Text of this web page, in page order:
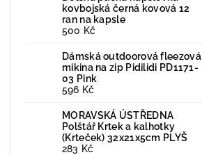
kovbojská černá kovová 12
ran na kapsle
500 Kč
Dámská outdoorová fleezová
mikina na zip Pidilidi PD1171-
03 Pink
596 Kč
MORAVSKÁ ÚSTŘEDNA
Polštář Krtek a kalhotky
(Krteček) 32x21x5cm PLYŠ
283 Kč